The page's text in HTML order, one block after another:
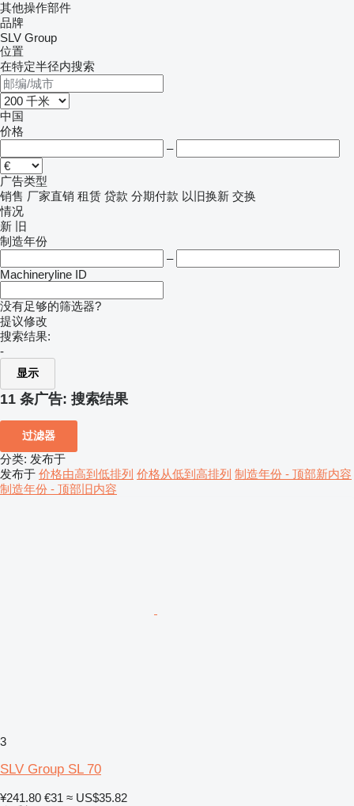
其他操作部件
品牌
SLV Group
位置
在特定半径内搜索
中国
价格
–
广告类型
销售 厂家直销 租赁 贷款 分期付款 以旧换新 交换
情况
新 旧
制造年份
–
Machineryline ID
没有足够的筛选器?
提议修改
搜索结果:
-
显示
11 条广告: 搜索结果
过滤器
分类: 发布于
发布于 价格由高到低排列 价格从低到高排列 制造年份 - 顶部新内容
制造年份 - 顶部旧内容
3
SLV Group SL 70
¥241.80 €31 ≈ US$35.82